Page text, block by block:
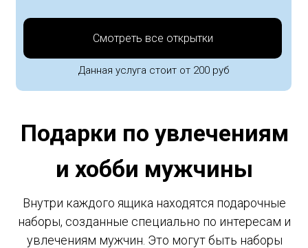
Смотреть все открытки
Данная услуга стоит от 200 руб
Внутри каждого ящика находятся подарочные
наборы, созданные специально по интересам и
увлечениям мужчин. Это могут быть наборы
Подарки по увлечениям
и хобби мужчины